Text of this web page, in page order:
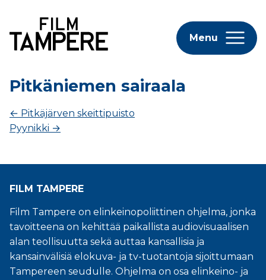
Menu
Pitkäniemen sairaala
← Pitkäjärven skeittipuisto
Pyynikki →
FILM TAMPERE
Film Tampere on elinkeinopoliittinen ohjelma, jonka
tavoitteena on kehittää paikallista audiovisuaalisen
alan teollisuutta sekä auttaa kansallisia ja
kansainvälisiä elokuva- ja tv-tuotantoja sijoittumaan
Tampereen seudulle. Ohjelma on osa elinkeino- ja